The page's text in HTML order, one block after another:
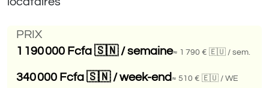
PRIX
1 190 000 Fcfa 🇸🇳/ semaine≈ 1 790 € 🇪🇺 / sem.
340 000 Fcfa 🇸🇳/ week-end ≈ 510 € 🇪🇺 / WE